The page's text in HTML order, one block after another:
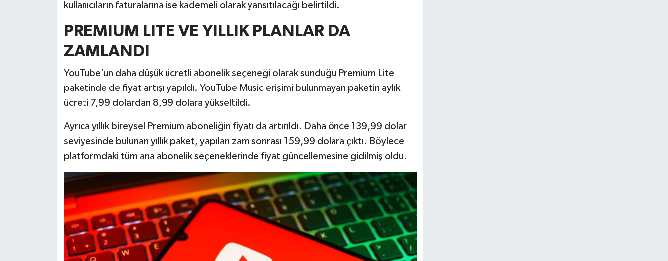
kullanıcıların faturalarına ise kademeli olarak yansıtılacağı belirtildi.
PREMIUM LITE VE YILLIK PLANLAR DA
ZAMLANDI
YouTube’un daha düşük ücretli abonelik seçeneği olarak sunduğu Premium Lite
paketinde de fiyat artışı yapıldı. YouTube Music erişimi bulunmayan paketin aylık
ücreti 7,99 dolardan 8,99 dolara yükseltildi.
Ayrıca yıllık bireysel Premium aboneliğin fiyatı da artırıldı. Daha önce 139,99 dolar
seviyesinde bulunan yıllık paket, yapılan zam sonrası 159,99 dolara çıktı. Böylece
platformdaki tüm ana abonelik seçeneklerinde fiyat güncellemesine gidilmiş oldu.
Rüya Tabirleri